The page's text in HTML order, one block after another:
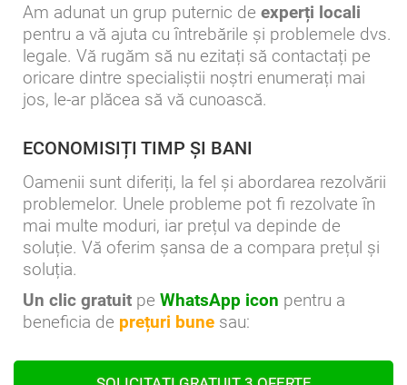
Am adunat un grup puternic de experți locali
pentru a vă ajuta cu întrebările și problemele dvs.
legale. Vă rugăm să nu ezitați să contactați pe
oricare dintre specialiștii noștri enumerați mai
jos, le-ar plăcea să vă cunoască.
ECONOMISIȚI TIMP ȘI BANI
Oamenii sunt diferiți, la fel și abordarea rezolvării
problemelor. Unele probleme pot fi rezolvate în
mai multe moduri, iar prețul va depinde de
soluție. Vă oferim șansa de a compara prețul și
soluția.
Un clic gratuit pe WhatsApp icon pentru a
beneficia de prețuri bune sau: